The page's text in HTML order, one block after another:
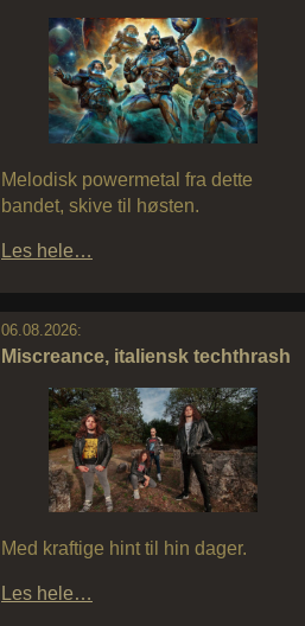
Melodisk powermetal fra dette
bandet, skive til høsten.
Les hele…
06.08.2026:
Miscreance, italiensk techthrash
Med kraftige hint til hin dager.
Les hele…